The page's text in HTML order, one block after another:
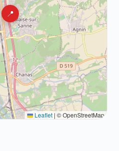
📍
Leaflet | © OpenStreetMap